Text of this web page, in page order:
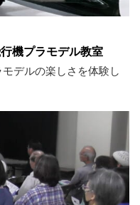
機プラモデル教室
デルの楽しさを体験し